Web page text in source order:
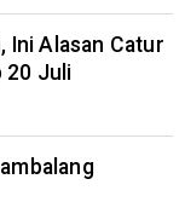
Ini Alasan Catur
20 Juli